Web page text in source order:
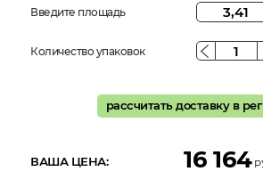
Введите площадь
Количество упаковок
рассчитать доставку в
ВАША ЦЕНА: 16 164